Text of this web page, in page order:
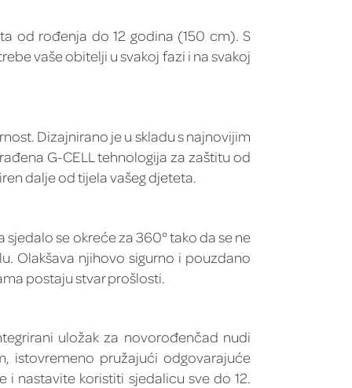
od rođenja do 12 godina (150 cm). S
vaše obitelji u svakoj fazi i na svakoj
Dizajnirano je u skladu s najnovijim
G-CELL tehnologija za zaštitu od
dalje od tijela vašeg djeteta.
se okreće za 360° tako da se ne
Olakšava njihovo sigurno i pouzdano
postaju stvar prošlosti.
uložak za novorođenčad nudi
istovremeno pružajući odgovarajuće
nastavite koristiti sjedalicu sve do 12.